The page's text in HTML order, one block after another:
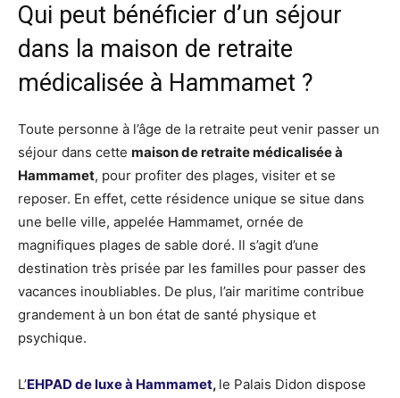
Qui peut bénéficier d’un séjour
dans la maison de retraite
médicalisée à Hammamet ?
Toute personne à l’âge de la retraite peut venir passer un
séjour dans cette maison de retraite médicalisée à
Hammamet, pour profiter des plages, visiter et se
reposer. En effet, cette résidence unique se situe dans
une belle ville, appelée Hammamet, ornée de
magnifiques plages de sable doré. Il s’agit d’une
destination très prisée par les familles pour passer des
vacances inoubliables. De plus, l’air maritime contribue
grandement à un bon état de santé physique et
psychique.
L’EHPAD de luxe à Hammamet, le Palais Didon dispose